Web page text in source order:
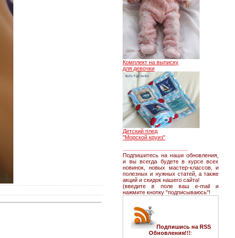
Комплект на выписку
для девочки
Детский плед
"Морской круиз"
Подпишитесь на наши обновления,
и вы всегда будете в курсе всех
новинок, новых мастер-классов, и
полезных и нужных статей, а также
акций и скидок нашего сайта!
(введите в поле ваш e-mail и
нажмите кнопку "подписываюсь"!
Подпишись на RSS
Обновления!!!: